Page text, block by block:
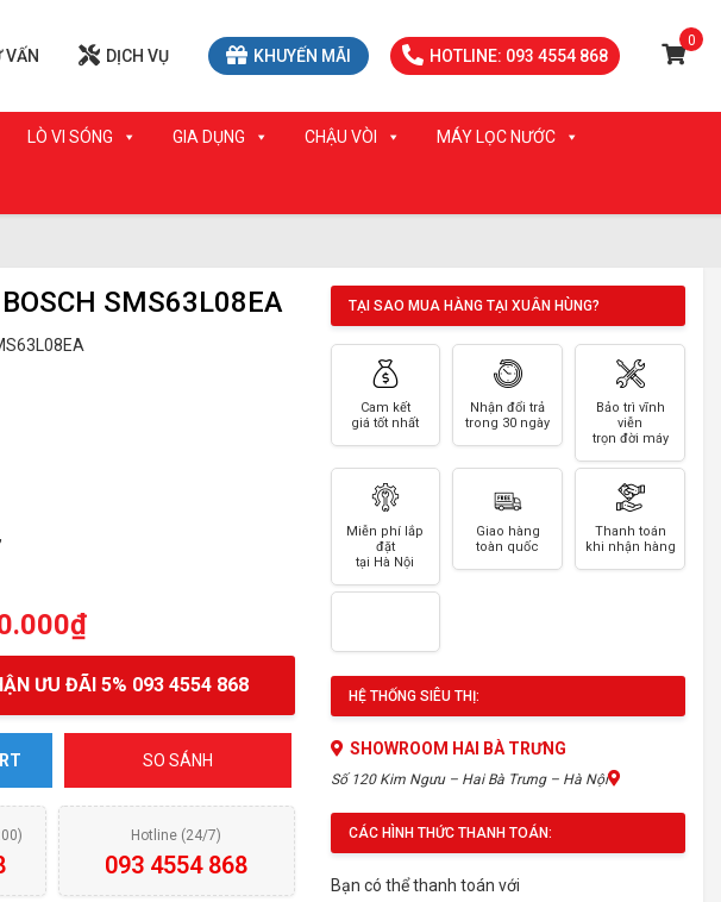
VẤN DỊCH VỤ KHUYẾN MÃI HOTLINE: 093 4554 868
0
LÒ VI SÓNG GIA DỤNG CHẬU VÒI MÁY LỌC NƯỚC
SMS63L08EA
₫
ƯU ĐÃI 5% 093 4554 868
SO SÁNH
Hotline (24/7)
093 4554 868
TẠI SAO MUA HÀNG TẠI XUÂN HÙNG?
Cam kết
giá tốt nhất
Nhận đổi trả
trong 30 ngày
Bảo trì vĩnh
viễn
trọn đời máy
Miễn phí lắp
đặt
tại Hà Nội
Giao hàng
toàn quốc
Thanh toán
khi nhận hàng
HỆ THỐNG SIÊU THỊ:
SHOWROOM HAI BÀ TRƯNG
Số 120 Kim Ngưu – Hai Bà Trưng – Hà Nội
CÁC HÌNH THỨC THANH TOÁN:
Bạn có thể thanh toán với